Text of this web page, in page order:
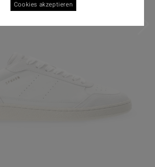
Cookies akzeptieren